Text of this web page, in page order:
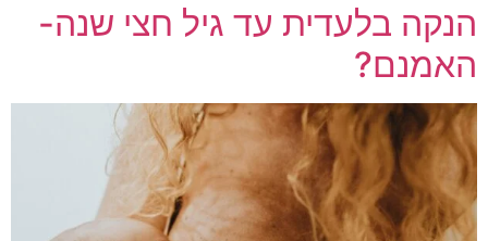
הנקה בלעדית עד גיל חצי שנה-
האמנם?